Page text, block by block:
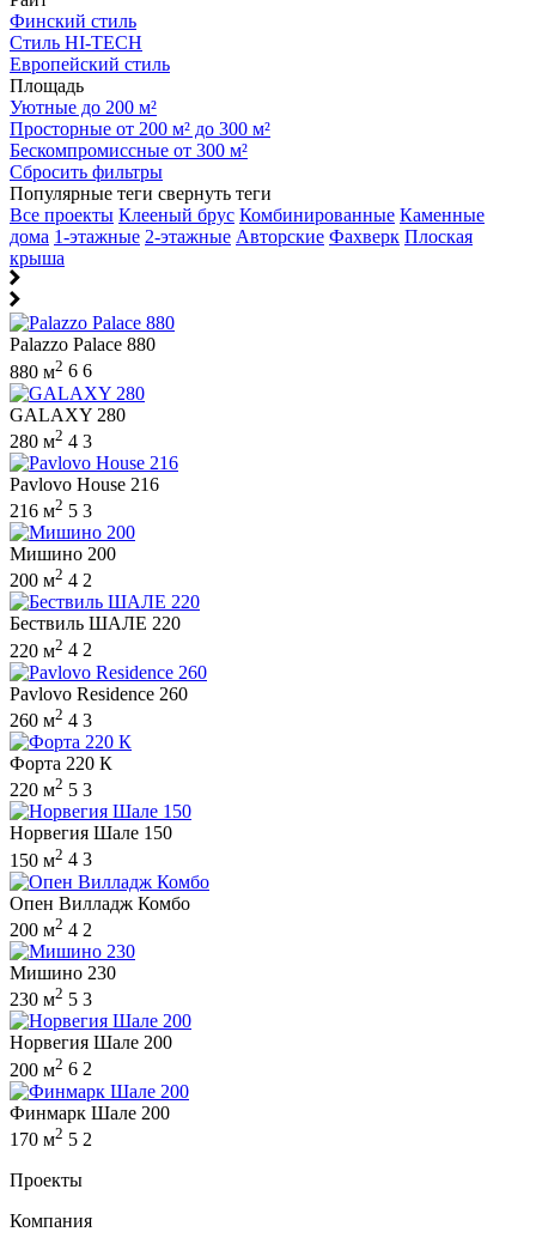
Финский стиль
Стиль HI-TECH
Европейский стиль
Площадь
Уютные до 200 м²
Просторные от 200 м² до 300 м²
Бескомпромиссные от 300 м²
Сбросить фильтры
Популярные теги свернуть теги
Все проекты Клееный брус Комбинированные Каменные
дома 1-этажные 2-этажные Авторские Фахверк Плоская
крыша
Palazzo Palace 880
880 м2 6 6
GALAXY 280
280 м2 4 3
Pavlovo House 216
216 м2 5 3
Мишино 200
200 м2 4 2
Бествиль ШАЛЕ 220
220 м2 4 2
Pavlovo Residence 260
260 м2 4 3
Форта 220 К
220 м2 5 3
Норвегия Шале 150
150 м2 4 3
Опен Вилладж Комбо
200 м2 4 2
Мишино 230
230 м2 5 3
Норвегия Шале 200
200 м2 6 2
Финмарк Шале 200
170 м2 5 2
Проекты
Компания